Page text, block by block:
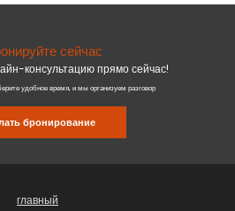
бронирование
сейчас
консультацию прямо сейчас!
удобное время, и мы организуем разговор
главный